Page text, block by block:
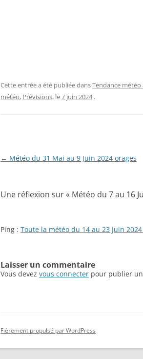
Cette entrée a été publiée dansTendance
météo, Prévisions, le7 juin 2024 .
Navigation
← Météo du 31 Mai au 9 Juin 2024 orages
Une réflexion sur « Météo du 7 au 16
Ping : Toute la météo du 14 au 23 Juin
Laisser un commentaire
Vous devez vous connecter pour publier
Fièrement propulsé par WordPress